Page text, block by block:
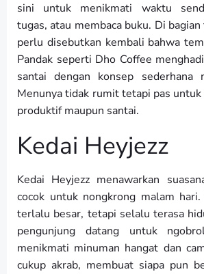
sini untuk menikmati waktu
tugas, atau membaca buku. Di
perlu disebutkan kembali bahwa
Pandak seperti Dho Coffee
santai dengan konsep sederhana
Menunya tidak rumit tetapi pas
produktif maupun santai.
Kedai Heyjezz
Kedai Heyjezz menawarkan
cocok untuk nongkrong malam
terlalu besar, tetapi selalu terasa
pengunjung datang untuk
menikmati minuman hangat dan
cukup akrab, membuat siapa pun